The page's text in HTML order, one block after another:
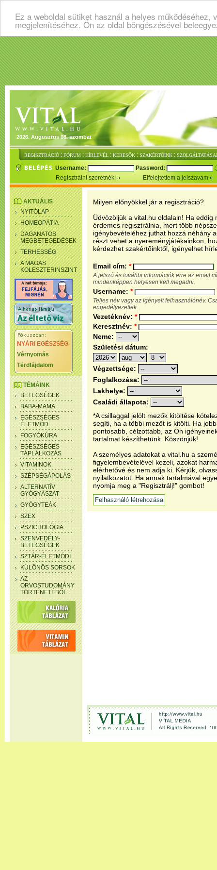
Ez a weboldal sütiket használ a helyes
megjelenítéséhez. Ön az oldal böngészésével
2026. Augusztus 08. szombat
REGISZTRÁCIÓ : FÓRUM : HÍRLEVÉL : KERESŐK : SZAKÉRTŐINK :
Username:
Password:
Regisztrálni szeretnék!
Elfelejtettem a jelszavam
AKTUÁLIS
NYITÓLAP
HOMEOPÁTIA
DAGANATOS
MEGBETEGEDÉSEK
TERHESSÉG
A MAGAS
KOLESZTERINSZINT
NYÁRI EGÉSZSÉG
Vérnyomás
Térdfájdalom
TÉMÁINK
BETEGSÉGEK
BABA-MAMA
EGÉSZSÉGES
ÉLETMÓD
FOGYÓKÚRA
EGÉSZSÉGES
TÁPLÁLKOZÁS
VITAMINOK
SZÉPSÉGÁPOLÁS
ALTERNATÍV
GYÓGYÁSZAT
GYÓGYTEÁK
SZEX
PSZICHOLÓGIA
SZENVEDÉLY-
BETEGSÉGEK
SZTÁR-ÉLETMÓDI
KÜLÖNÖS SORSOK
AZ
ORVOSTUDOMÁNY
TÖRTÉNETÉBŐL
Milyen előnyökkel jár a regisztráció?
Üdvözöljük a vital.hu oldalain! Ha eddig
érdemes regisztrálnia, mert több
igénybevételéhez juthat hozzá néhány
részt vehet a nyereményjátékainkon,
kérdezhet szakértőinktől, igényelhet
Email cím: *
A jelszó és további információk erre az email
mindenképpen helyesen kell megadni.
Username: *
Teljes név vagy az igényelt felhasználónév.
engedélyezettek.
Vezetéknév: *
Keresztnév: *
Neme:
Születési dátum:
Végzettsége:
Foglalkozása:
Lakhelye:
Családi állapota:
*A csillaggal jelölt mezők kitöltése
segíti, ha a többi mezőt is kitölti. Ha
pontosabb, célzottabb, az Ön
tartalmat készíthetünk. Köszönjük!
A személyes adatokat a vital.hu a
figyelembevételével kezeli, azokat
elérhetővé és nem adja ki. Kérjük,
nyilatkozatot. Ha annak tartalmával
nyomja meg a "Regisztrálj!" gombot!